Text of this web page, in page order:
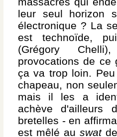
leur seul horizon
électronique ? La
est technoïde,
(Grégory
provocations de ce
ça va trop loin. P
chapeau, non
mais il les a
achève d'ailleurs
bretelles - en
est mêlé au swatde